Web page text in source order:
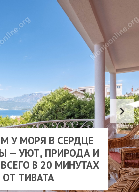
У МОРЯ В СЕРДЦЕ
— УЮТ, ПРИРОДА И
В 20 МИНУТАХ
ОТ ТИВАТА